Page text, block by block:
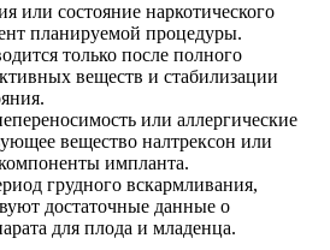
или состояние наркотического
планируемой процедуры.
только после полного
веществ и стабилизации
или аллергические
вещество налтрексон или
импланта.
грудного вскармливания,
достаточные данные о
для плода и младенца.